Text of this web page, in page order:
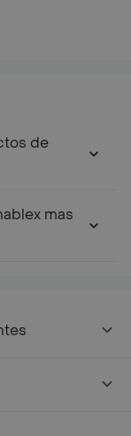
de
mas